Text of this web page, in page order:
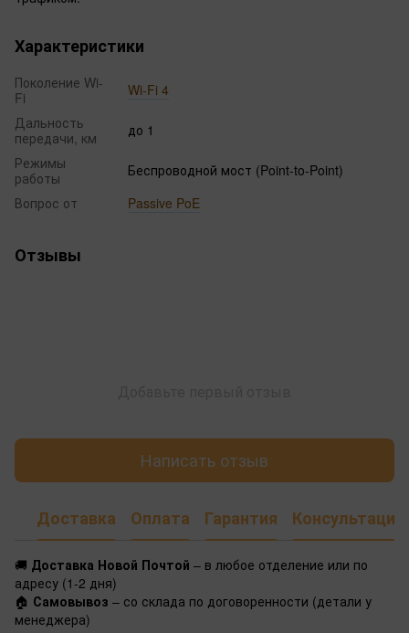
Характеристики
Поколение Wi-
Fi
Wi-Fi 4
Дальность
передачи, км
до 1
Режимы
работы
Беспроводной мост (Point-to-Point)
Вопрос от
Passive PoE
Отзывы
Написать отзыв
Доставка Оплата Гарантия Консультация
🚚 Доставка Новой Почтой – в любое отделение или по
адресу (1-2 дня)
🏠 Самовывоз – со склада по договоренности (детали у
менеджера)